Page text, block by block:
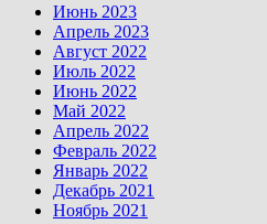
Июнь 2023
Апрель 2023
Август 2022
Июль 2022
Июнь 2022
Май 2022
Апрель 2022
Февраль 2022
Январь 2022
Декабрь 2021
Ноябрь 2021